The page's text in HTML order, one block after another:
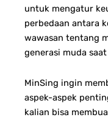
untuk mengatur
perbedaan antara
wawasan tentang
generasi muda
MinSing ingin
aspek-aspek
kalian bisa